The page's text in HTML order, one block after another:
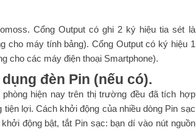
Cổng Output có ghi 2 ký hiệu tia sét là
cho máy tính bảng). Cổng Output có ký hiệu 1
cho các máy điện thoại Smartphone).
đèn Pin (nếu có).
hiện nay trên thị trường đều đã tích hợp
tiện lợi. Cách khởi động của nhiều dòng Pin sạc
động bật, tắt Pin sạc: bạn dí vào nút nguồn